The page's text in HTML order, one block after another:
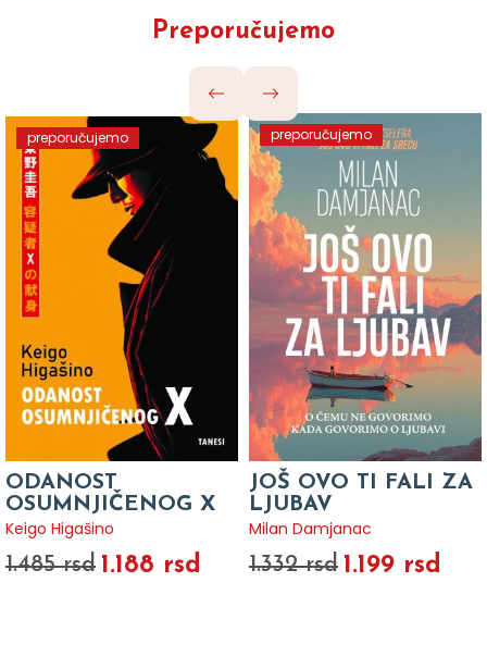
Preporučujemo
preporučujemo
ODANOST
OSUMNJIČENOG X
Keigo Higašino
1.485 rsd 1.188 rsd
preporučujemo
JOŠ OVO TI FALI ZA
LJUBAV
Milan Damjanac
1.332 rsd 1.199 rsd